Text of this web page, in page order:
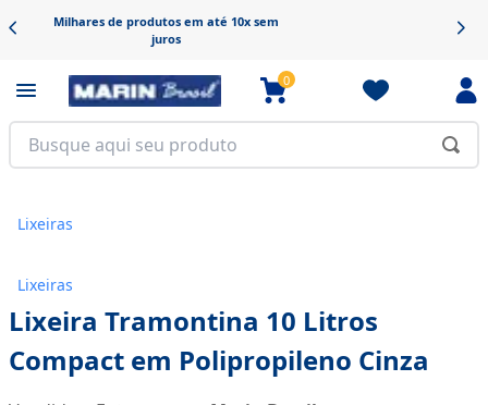
Frete grátis em produtos selecionados
0
Lixeiras
Lixeiras
Lixeira Tramontina 10 Litros
Compact em Polipropileno Cinza